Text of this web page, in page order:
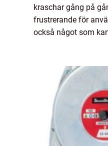
kraschar gång på
frustrerande för
också något som
Android-appar k...